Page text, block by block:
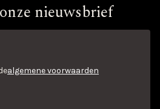
nieuwsbrief
algemene voorwaarden